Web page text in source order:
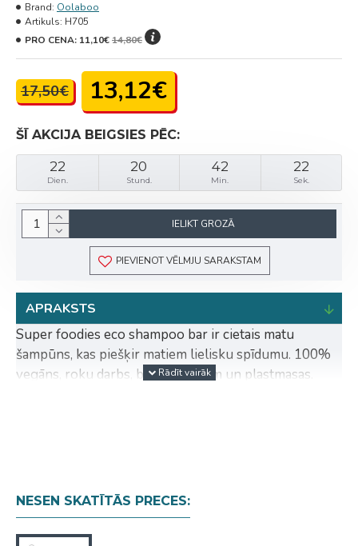
ŠĪ AKCIJA BEIGSIES PĒC:
22
Dien.
20
Stund.
42
Min.
22
Sek.
17,50€ 13,12€
Brand: Oolaboo
Artikuls: H705
PRO CENA: 11,10€14,80€
IELIKT GROZĀ
PIEVIENOT VĒLMJU SARAKSTAM
APRAKSTS
Super foodies eco shampoo bar ir cietais matu
šampūns, kas piešķir matiem lielisku spīdumu. 100%
vegāns, roku darbs, bez silikoniem un plastmasas.
Glicerīns sniedz matiem neatvairāmu mirdzumu.
NESEN SKATĪTĀS PRECES: